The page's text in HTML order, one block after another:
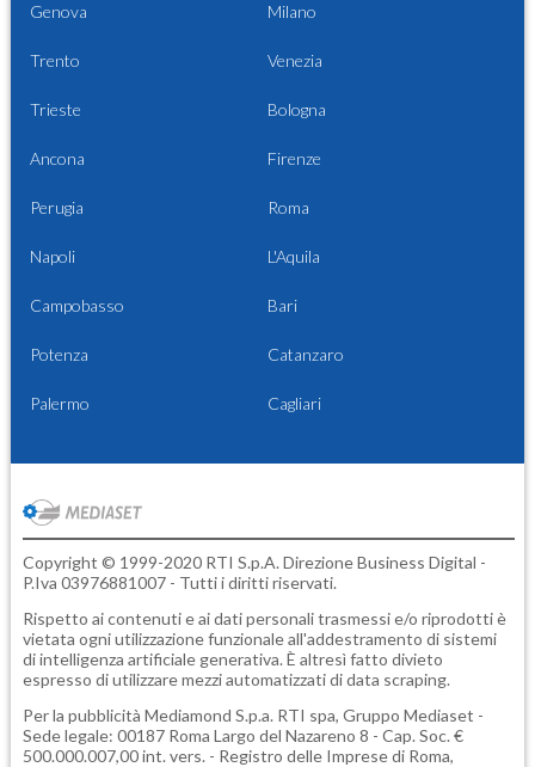
Genova Milano
Trento Venezia
Trieste Bologna
Ancona Firenze
Perugia Roma
Napoli L'Aquila
Campobasso Bari
Potenza Catanzaro
Palermo Cagliari
Copyright © 1999-2020 RTI S.p.A. Direzione Business Digital -
P.Iva 03976881007 - Tutti i diritti riservati.
Rispetto ai contenuti e ai dati personali trasmessi e/o riprodotti è
vietata ogni utilizzazione funzionale all'addestramento di sistemi
di intelligenza artificiale generativa. È altresì fatto divieto
espresso di utilizzare mezzi automatizzati di data scraping.
Per la pubblicità Mediamond S.p.a. RTI spa, Gruppo Mediaset -
Sede legale: 00187 Roma Largo del Nazareno 8 - Cap. Soc. €
500.000.007,00 int. vers. - Registro delle Imprese di Roma,